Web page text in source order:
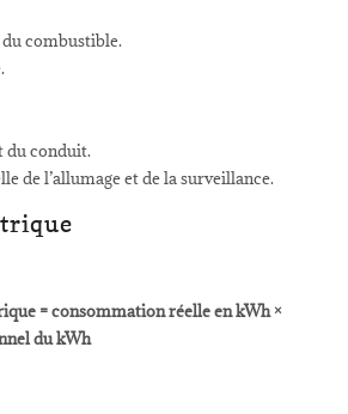
combustible.
du conduit.
de l’allumage et de la surveillance.
= consommation réelle en kWh ×
du kWh